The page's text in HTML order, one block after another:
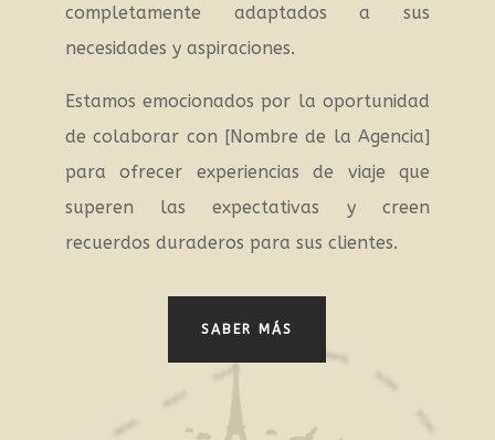
completamente adaptados a sus
necesidades y aspiraciones.
Estamos emocionados por la oportunidad
de colaborar con [Nombre de la Agencia]
para ofrecer experiencias de viaje que
superen las expectativas y creen
recuerdos duraderos para sus clientes.
SABER MÁS